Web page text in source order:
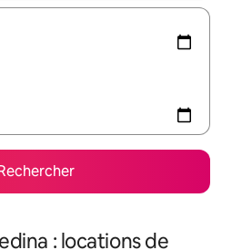
: locations de